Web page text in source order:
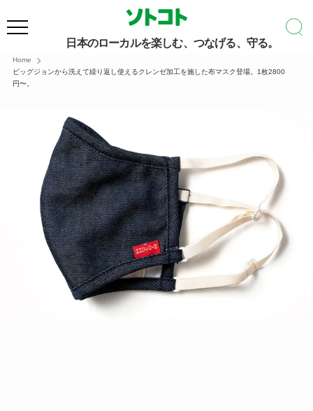
日本のローカルを楽しむ、つなげる、守る。
Home
ビッグジョンから洗えて繰り返し使えるクレンゼ加工を施した布マスク登場。1枚2800
円〜。